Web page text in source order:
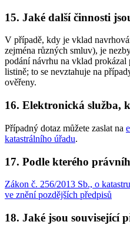
15. Jaké další činnosti
V případě, kdy je vklad
zejména různých smluv), je
podání návrhu na vklad
listině; to se nevztahuje na
ověřeny.
16. Elektronická služba,
Případný dotaz můžete zaslat na
katastrálního úřadu.
17. Podle kterého
Zákon č. 256/2013 Sb., o
ve znění pozdějších předpisů
18. Jaké jsou související